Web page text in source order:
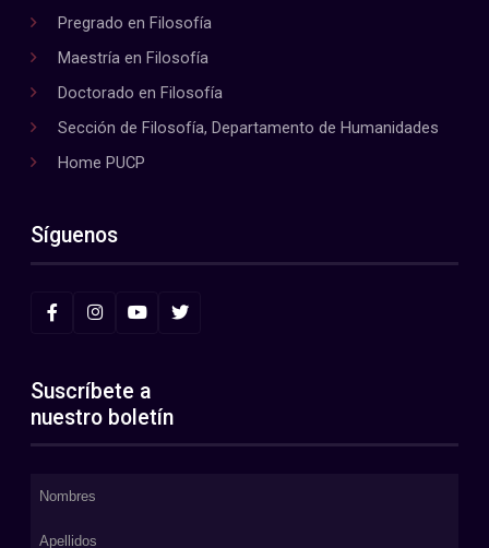
Pregrado en Filosofía
Maestría en Filosofía
Doctorado en Filosofía
Sección de Filosofía, Departamento de Humanidades
Home PUCP
Síguenos
Suscríbete a
nuestro boletín